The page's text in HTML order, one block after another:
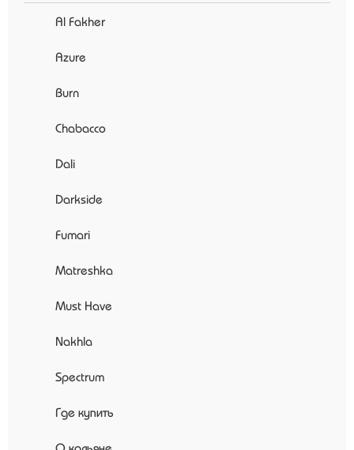
Al Fakher
Azure
Burn
Chabacco
Dali
Darkside
Fumari
Matreshka
Must Have
Nakhla
Spectrum
Где купить